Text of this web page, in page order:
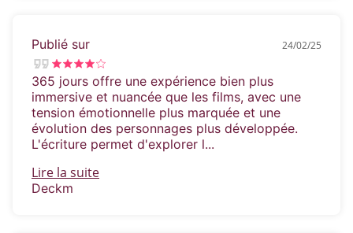
Publié sur 24/02/25
365 jours offre une expérience bien plus
immersive et nuancée que les films, avec une
tension émotionnelle plus marquée et une
évolution des personnages plus développée.
L'écriture permet d'explorer l...
Lire la suite
Deckm